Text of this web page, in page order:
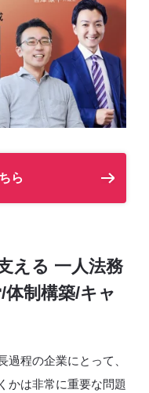
ら
える 一人法務
制構築/キャ
過程の企業にとって、
かは非常に重要な問題